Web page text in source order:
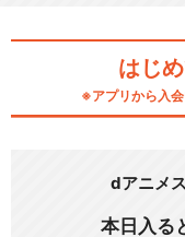
はじ
※アプリから入
dアニメ
本日入る